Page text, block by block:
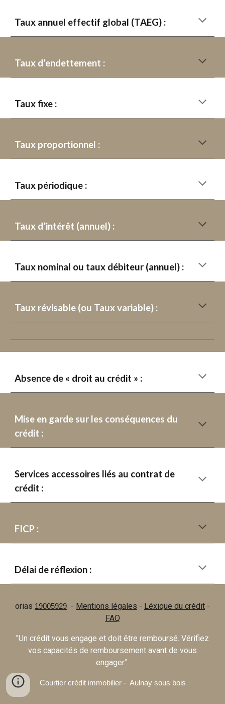
Taux annuel effectif global (TAEG) :
Taux d’endettement :
Taux fixe :
Taux proportionnel :
Taux périodique :
Taux d’intérêt (annuel) :
Taux nominal ou taux débiteur (annuel) :
Taux révisable (ou Taux variable) :
Absence de « droit au crédit » :
Mise en garde sur les conséquences du
crédit :
Services accessoires liés au contrat de
crédit :
FICP :
Délai de réflexion :
orias 19005929 - Mentions légales - Léxique du crédit -
FAQ
"Un crédit vous engage et doit être remboursé. Vérifiez
vos capacités de remboursement avant de vous
engager."
Courtier crédit immobilier - Aulnay sous bois